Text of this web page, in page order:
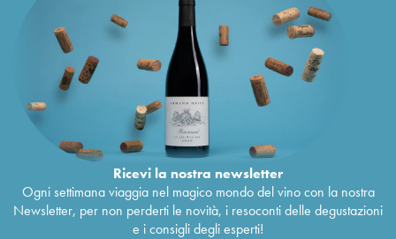
Ricevi la nostra newsletter
Ogni settimana viaggia nel magico mondo del vino con la nostra
Newsletter, per non perderti le novità, i resoconti delle degustazioni
e i consigli degli esperti!